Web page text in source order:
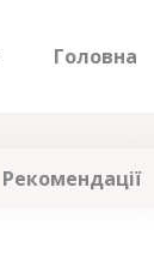
Головна
Рекомендації